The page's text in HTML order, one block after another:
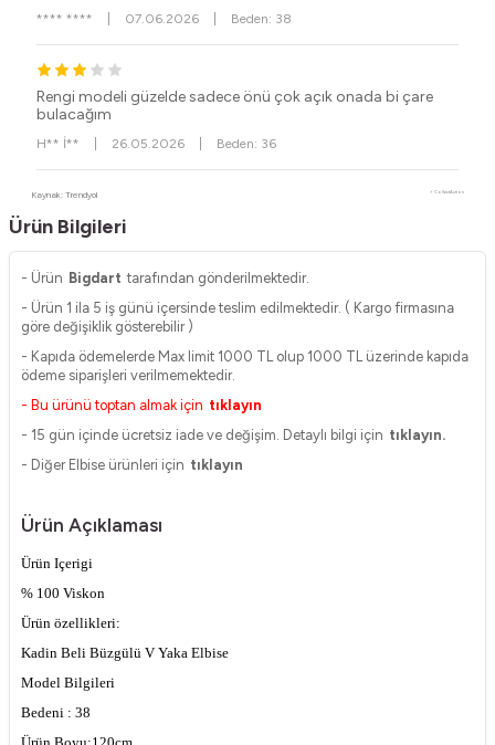
**** **** 07.06.2026 Beden: 38
Rengi modeli güzelde sadece önü çok açık onada bi çare
bulacağım
H** İ** 26.05.2026 Beden: 36
Kaynak: Trendyol ⚡ CollectAction
Ürün Bilgileri
- Ürün Bigdart tarafından gönderilmektedir.
- Ürün 1 ila 5 iş günü içersinde teslim edilmektedir. ( Kargo firmasına
göre değişiklik gösterebilir )
- Kapıda ödemelerde Max limit 1000 TL olup 1000 TL üzerinde kapıda
ödeme siparişleri verilmemektedir.
- Bu ürünü toptan almak için tıklayın
- 15 gün içinde ücretsiz iade ve değişim. Detaylı bilgi için tıklayın.
- Diğer Elbise ürünleri için tıklayın
Ürün Açıklaması
Ürün Içerigi
% 100 Viskon
Ürün özellikleri:
Kadin Beli Büzgülü V Yaka Elbise
Model Bilgileri
Bedeni : 38